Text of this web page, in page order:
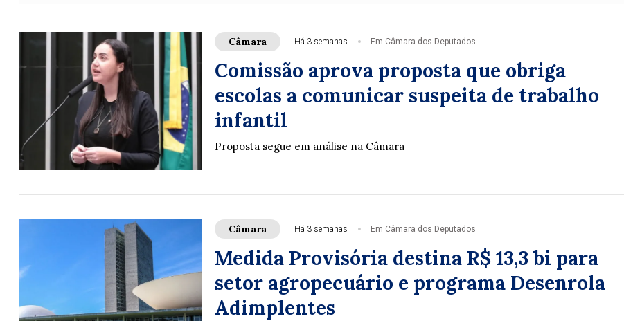
Câmara Há 3 semanas Em Câmara dos Deputados
Comissão aprova proposta que obriga
escolas a comunicar suspeita de trabalho
infantil
Proposta segue em análise na Câmara
Câmara Há 3 semanas Em Câmara dos Deputados
Medida Provisória destina R$ 13,3 bi para
setor agropecuário e programa Desenrola
Adimplentes